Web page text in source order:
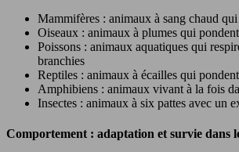
Mammifères : animaux à sang chaud
Oiseaux : animaux à plumes qui
Poissons : animaux aquatiques qui
branchies
Reptiles : animaux à écailles qui
Amphibiens : animaux vivant à la fois
Insectes : animaux à six pattes avec un
Comportement : adaptation et survie dans